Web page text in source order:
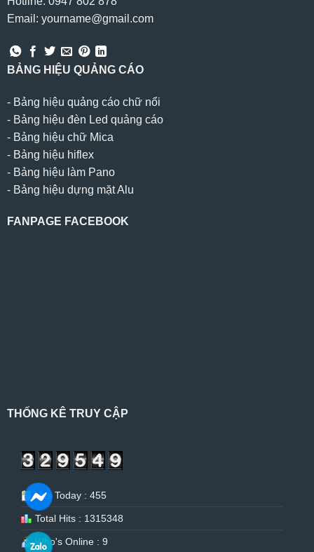
Email: yourname@gmail.com
BẢNG HIỆU QUẢNG CÁO
- Bảng hiệu quảng cáo chữ nổi
- Bảng hiệu đèn Led quảng cáo
- Bảng hiệu chữ Mica
- Bảng hiệu hiflex
- Bảng hiệu làm Pano
- Bảng hiệu dựng mặt Alu
FANPAGE FACEBOOK
THỐNG KÊ TRUY CẬP
Hits Today : 455
Total Hits : 1315348
Who's Online : 9